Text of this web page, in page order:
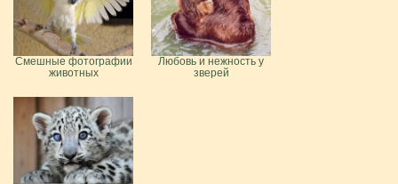
Смешные фотографии
животных
Любовь и нежность у
зверей